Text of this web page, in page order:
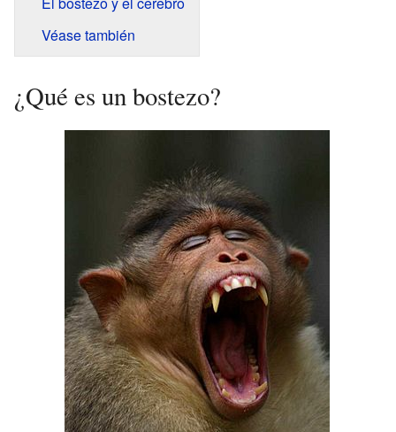
Véase también
¿Qué es un bostezo?